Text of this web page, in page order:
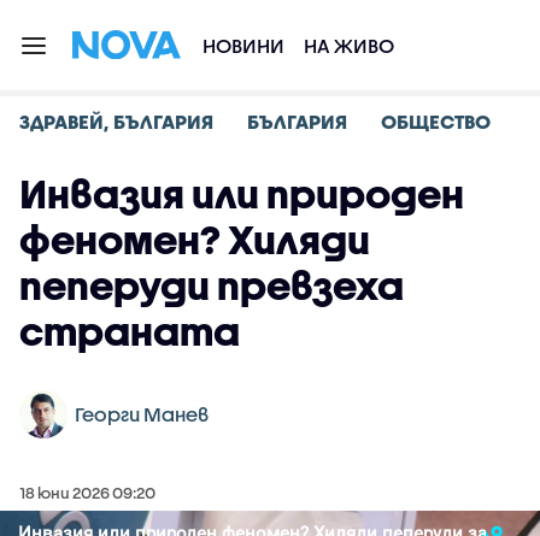
НОВИНИ НА ЖИВО
ЗДРАВЕЙ, БЪЛГАРИЯ БЪЛГАРИЯ ОБЩЕСТВО
Инвазия или природен
феномен? Хиляди
пеперуди превзеха
страната
Георги Манев
18 юни 2026 09:20